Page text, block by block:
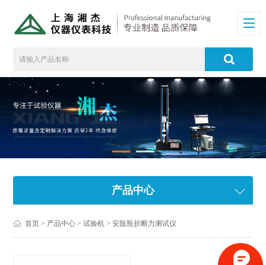
产品中心
首页 > 产品中心 >试验机 >安瓿瓶折断力测试仪